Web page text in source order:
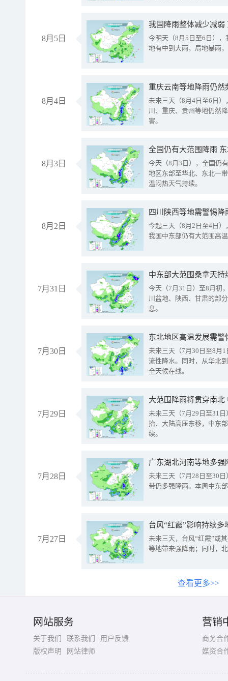
8月5日
我国降雨整体减少减弱
今明天（8月5日至6日）
地有中到大雨，局地暴雨
8月4日
重庆云南等地降雨仍然
未来三天（8月4日至6日
川、重庆、贵州等地仍然
害。
8月3日
全国仍有大范围降雨
今天（8月3日），全国仍
地区东部至华北、东北一
温闷热天气持续。
8月2日
今起三天（8月2日至4日
我国中东部仍有大范围高
7月31日
中东部大范围桑拿天
今天（7月31日）至8月初
川盆地、陕西、甘肃的部
息。
7月30日
东北地区高温发展需
未来三天（7月30日至8月
流性降水。同时，从华北
全天候在线。
7月29日
大范围降雨将贯穿南
未来三天（7月29日至31
抬、大陆高压东移，中东
续。
7月28日
广东湖北河南等地多
未来三天（7月28日至30
带仍多强降雨。本周中东
7月27日
台风“红霞”影响持续
未来三天，台风“红霞”或
等地带来强降雨；同时，
查看更多>>
网站服务
关于我们 联系我们
用户反馈
版权声明
网站律师
营销
商务合
媒资合